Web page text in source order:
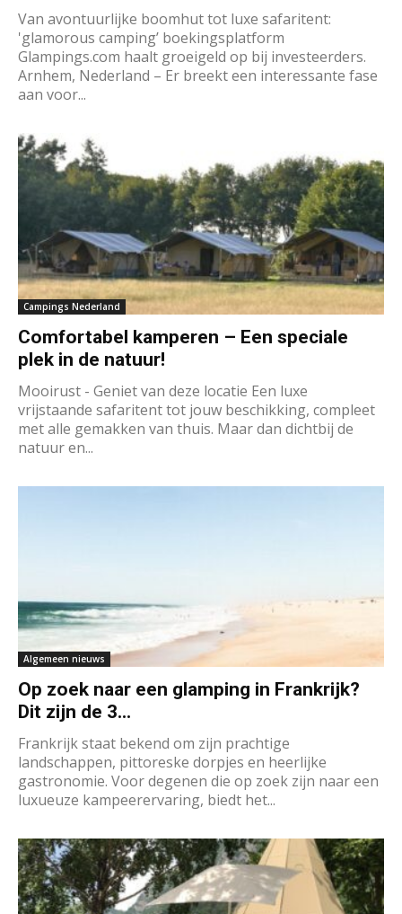
Van avontuurlijke boomhut tot luxe safaritent:
'glamorous camping’ boekingsplatform
Glampings.com haalt groeigeld op bij investeerders.
Arnhem, Nederland – Er breekt een interessante fase
aan voor...
Campings Nederland
Comfortabel kamperen – Een speciale
plek in de natuur!
Mooirust - Geniet van deze locatie Een luxe
vrijstaande safaritent tot jouw beschikking, compleet
met alle gemakken van thuis. Maar dan dichtbij de
natuur en...
Algemeen nieuws
Op zoek naar een glamping in Frankrijk?
Dit zijn de 3...
Frankrijk staat bekend om zijn prachtige
landschappen, pittoreske dorpjes en heerlijke
gastronomie. Voor degenen die op zoek zijn naar een
luxueuze kampeerervaring, biedt het...